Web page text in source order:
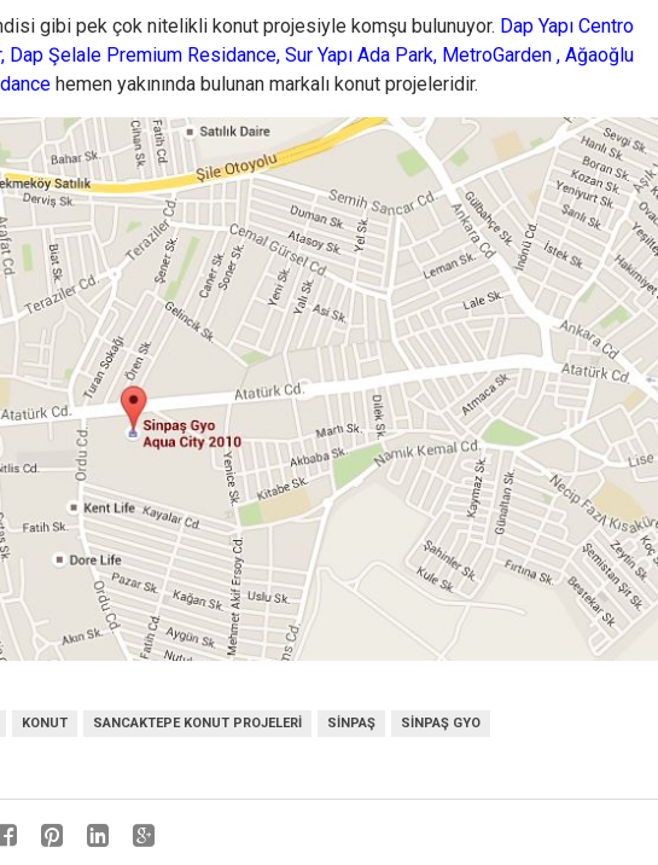
gibi pek çok nitelikli konut projesiyle komşu bulunuyor. Dap Yapı Centro
, Dap Şelale Premium Residance, Sur Yapı Ada Park, MetroGarden , Ağaoğlu
hemen yakınında bulunan markalı konut projeleridir.
KONUT SANCAKTEPE KONUT PROJELERI SINPAŞ SINPAŞ GYO